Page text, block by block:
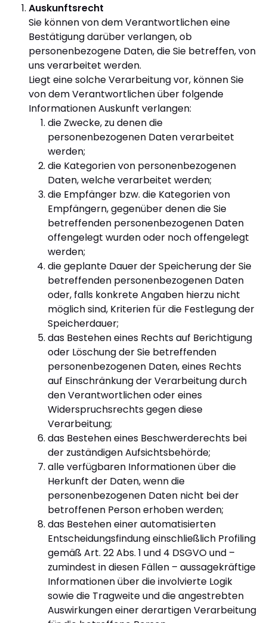
Auskunftsrecht
Sie können von dem Verantwortlichen eine
Bestätigung darüber verlangen, ob
personenbezogene Daten, die Sie betreffen, von
uns verarbeitet werden.
Liegt eine solche Verarbeitung vor, können Sie
von dem Verantwortlichen über folgende
Informationen Auskunft verlangen:
die Zwecke, zu denen die
personenbezogenen Daten verarbeitet
werden;
die Kategorien von personenbezogenen
Daten, welche verarbeitet werden;
die Empfänger bzw. die Kategorien von
Empfängern, gegenüber denen die Sie
betreffenden personenbezogenen Daten
offengelegt wurden oder noch offengelegt
werden;
die geplante Dauer der Speicherung der Sie
betreffenden personenbezogenen Daten
oder, falls konkrete Angaben hierzu nicht
möglich sind, Kriterien für die Festlegung der
Speicherdauer;
das Bestehen eines Rechts auf Berichtigung
oder Löschung der Sie betreffenden
personenbezogenen Daten, eines Rechts
auf Einschränkung der Verarbeitung durch
den Verantwortlichen oder eines
Widerspruchsrechts gegen diese
Verarbeitung;
das Bestehen eines Beschwerderechts bei
der zuständigen Aufsichtsbehörde;
alle verfügbaren Informationen über die
Herkunft der Daten, wenn die
personenbezogenen Daten nicht bei der
betroffenen Person erhoben werden;
das Bestehen einer automatisierten
Entscheidungsfindung einschließlich Profiling
gemäß Art. 22 Abs. 1 und 4 DSGVO und –
zumindest in diesen Fällen – aussagekräftige
Informationen über die involvierte Logik
sowie die Tragweite und die angestrebten
Auswirkungen einer derartigen Verarbeitung